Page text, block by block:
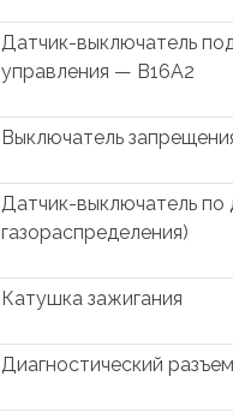
Датчик-выключатель
управления — B16A2
Выключатель
Датчик-выключатель по
газораспределения)
Катушка зажигания
Диагностический